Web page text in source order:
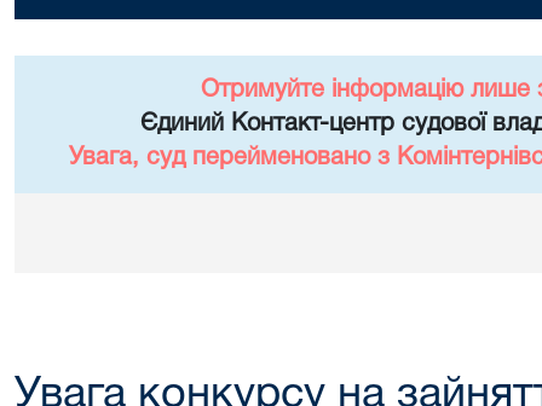
Отримуйте інформацію лише
Єдиний Контакт-центр судової
Увага, суд перейменовано з
Увага конкурсу на